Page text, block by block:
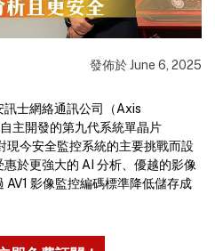
發佈於June 6, 2025
士網絡通訊公司（Axis
主開發的第九代系統單晶片
現今安全監控系統的主要挑戰而設
於更強大的 AI 分析、優越的影像
影像監控編碼標準降低儲存成